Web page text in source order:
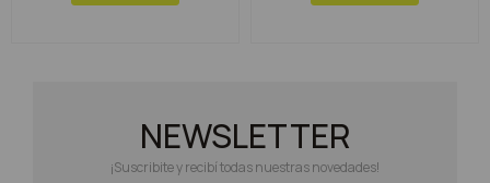
NEWSLETTER
¡Suscribite y recibí todas nuestras novedades!